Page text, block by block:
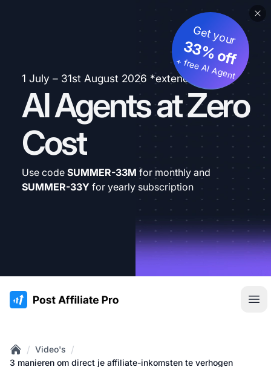
1 July – 31st August 2026 *extended
AI Agents at Zero
Cost
Get your
33% off
+ free AI Agent
Use code SUMMER-33M for monthly and
SUMMER-33Y for yearly subscription
:site.title
Home
/ Video's /
3 manieren om direct je affiliate-inkomsten te verhogen